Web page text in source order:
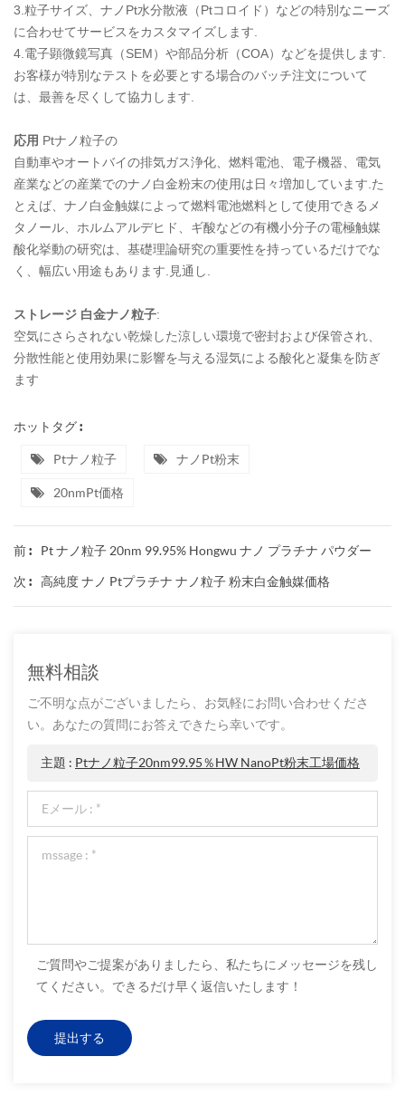
3.粒子サイズ、ナノPt水分散液（Ptコロイド）などの特別なニーズ
に合わせてサービスをカスタマイズします.
4.電子顕微鏡写真（SEM）や部品分析（COA）などを提供します.
お客様が特別なテストを必要とする場合のバッチ注文について
は、最善を尽くして協力します.
応用 Ptナノ粒子の
自動車やオートバイの排気ガス浄化、燃料電池、電子機器、電気
産業などの産業でのナノ白金粉末の使用は日々増加しています.た
とえば、ナノ白金触媒によって燃料電池燃料として使用できるメ
タノール、ホルムアルデヒド、ギ酸などの有機小分子の電極触媒
酸化挙動の研究は、基礎理論研究の重要性を持っているだけでな
く、幅広い用途もあります.見通し.
ストレージ 白金ナノ粒子:
空気にさらされない乾燥した涼しい環境で密封および保管され、
分散性能と使用効果に影響を与える湿気による酸化と凝集を防ぎ
ます
ホットタグ :
Ptナノ粒子 ナノPt粉末
20nmPt価格
前 : Pt ナノ粒子 20nm 99.95% Hongwu ナノ プラチナ パウダー
次 : 高純度 ナノ Ptプラチナ ナノ粒子 粉末白金触媒価格
無料相談
ご不明な点がございましたら、お気軽にお問い合わせくださ
い。あなたの質問にお答えできたら幸いです。
主題 : Ptナノ粒子20nm99.95％HW NanoPt粉末工場価格
ご質問やご提案がありましたら、私たちにメッセージを残し
てください。できるだけ早く返信いたします！